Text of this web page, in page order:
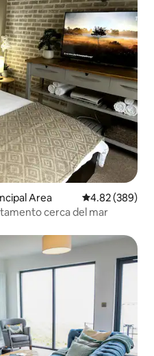
Area Calificación
4.82 (389)
cerca del mar